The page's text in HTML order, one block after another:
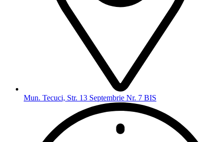
Mun. Tecuci, Str. 13 Septembrie Nr. 7 BIS